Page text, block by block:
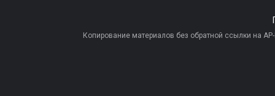
Копирование материалов без обратной ссылки на